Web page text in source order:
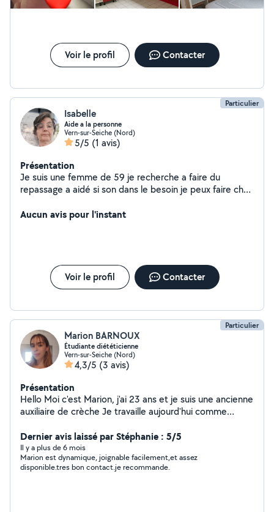
Voir le profil Contacter
Particulier
Isabelle
Aide a la personne
Vern-sur-Seiche (Nord)
5/5 (1 avis)
Présentation
Je suis une femme de 59 je recherche a faire du
repassage a aidé si son dans le besoin je peux faire chez
Aucun avis pour l'instant
Voir le profil Contacter
Particulier
Marion BARNOUX
Étudiante diététicienne
Vern-sur-Seiche (Nord)
4,3/5 (3 avis)
Présentation
Hello Moi c'est Marion, j'ai 23 ans et je suis une ancienne
auxiliaire de crèche Je travaille aujourd'hui comme
services pour de la garde d'enfants à domicile. Je suis
ouverte aux gardes régulières et/ou ponctuelles, selon
vos besoins. J'ai suivi des études dans le service à la
personne, puis en diététique. J'aime proposer aux
Dernier avis laissé par Stéphanie : 5/5
Il y a plus de 6 mois
Marion est dynamique, joignable facilement,et assez
disponible.tres bon contact.je recommande.